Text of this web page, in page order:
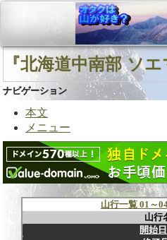
ナビゲーション
本文
メニュー
山行一覧 01～
山行
開始